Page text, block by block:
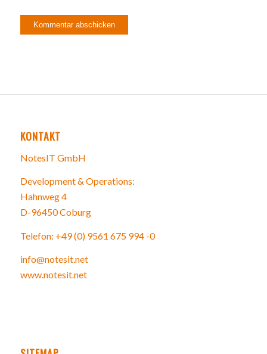
KONTAKT
NotesIT GmbH
Development & Operations:
Hahnweg 4
D-96450 Coburg
Telefon: +49 (0) 9561 675 994 -0
info@notesit.net
www.notesit.net